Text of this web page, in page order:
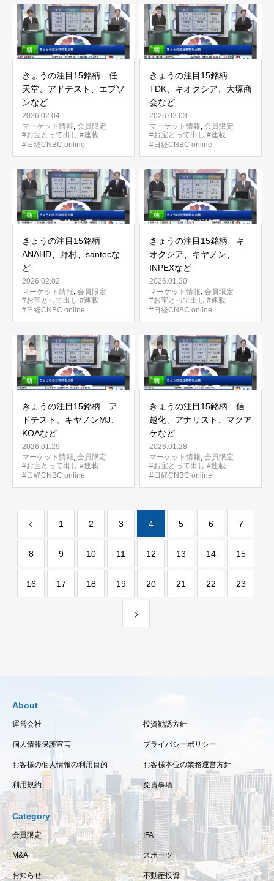
きょうの注目15銘柄 任
天堂、アドテスト、エプソ
ンなど
2026.02.04
マーケット情報, 会員限定
#お宝とって出し #連載
#日経CNBC online
きょうの注目15銘柄
TDK、キオクシア、大塚商
会など
2026.02.03
マーケット情報, 会員限定
#お宝とって出し #連載
#日経CNBC online
きょうの注目15銘柄
ANAHD、野村、santecな
ど
2026.02.02
マーケット情報, 会員限定
#お宝とって出し #連載
#日経CNBC online
きょうの注目15銘柄 キ
オクシア、キヤノン、
INPEXなど
2026.01.30
マーケット情報, 会員限定
#お宝とって出し #連載
#日経CNBC online
きょうの注目15銘柄 ア
ドテスト、キヤノンMJ、
KOAなど
2026.01.29
マーケット情報, 会員限定
#お宝とって出し #連載
#日経CNBC online
きょうの注目15銘柄 信
越化、アナリスト、マクア
ケなど
2026.01.28
マーケット情報, 会員限定
#お宝とって出し #連載
#日経CNBC online
1 2 3 4 5 6 7
8 9 10 11 12 13 14 15
16 17 18 19 20 21 22 23
About
運営会社 投資勧誘方針
個人情報保護宣言 プライバシーポリシー
お客様の個人情報の利用目的 お客様本位の業務運営方針
利用規約 免責事項
Category
会員限定 IFA
M&A スポーツ
お知らせ 不動産投資